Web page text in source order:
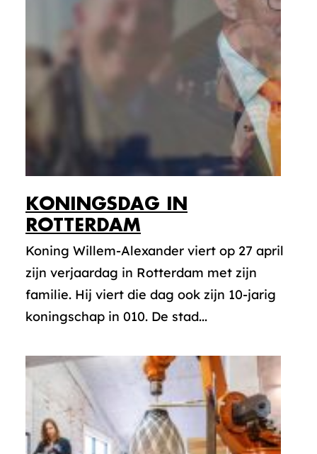
KONINGSDAG IN
ROTTERDAM
Koning Willem-Alexander viert op 27 april
zijn verjaardag in Rotterdam met zijn
familie. Hij viert die dag ook zijn 10-jarig
koningschap in 010. De stad...